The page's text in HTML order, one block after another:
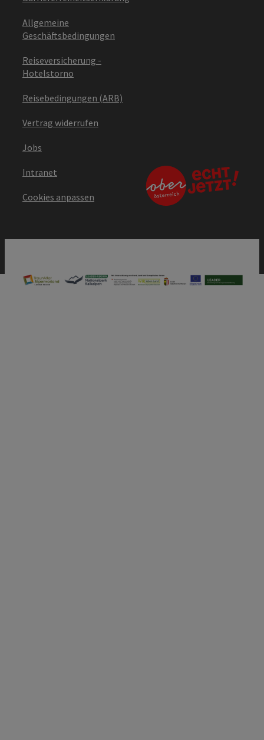
Allgemeine
Geschäftsbedingungen
Reiseversicherung -
Hotelstorno
Reisebedingungen (ARB)
Vertrag widerrufen
Jobs
Intranet
Cookies anpassen